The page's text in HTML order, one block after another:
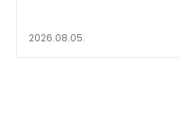
2026.08.05.